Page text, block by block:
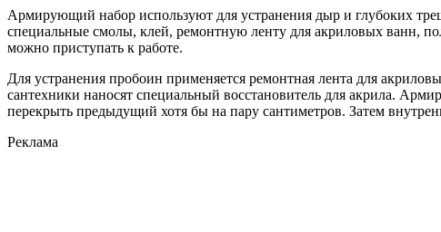
Армирующий набор используют для устранения дыр и глубоких
специальные смолы, клей, ремонтную ленту для акриловых ванн,
можно приступать к работе.
Для устранения пробоин применяется ремонтная лента для
сантехники наносят специальный восстановитель для акрила.
перекрыть предыдущий хотя бы на пару сантиметров. Затем
Реклама